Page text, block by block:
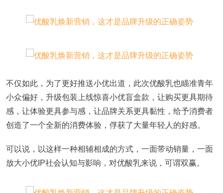
不仅如此，为了更好推送小优出道，此次优酸乳也瞄准青年
小众偏好，升级包装上线惊喜小优盲盒款，让购买更具期待
感，让体验更具参与感，让品牌关系更具黏性，给予消费者
创造了一个全新的消费体验，俘获了大量年轻人的好感。
可以说，以这样一种相辅相成的方式，一面带动销量，一面
放大小优IP社会认知与影响，对优酸乳来说，可谓双赢。